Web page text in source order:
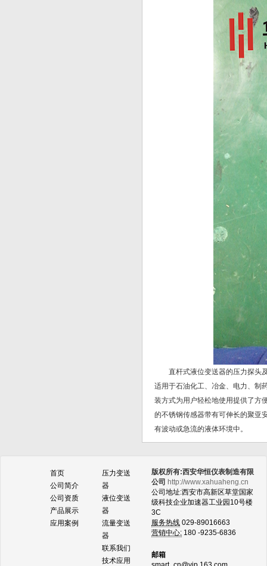
直杆式液位变送器的压力探头及
适用于石油化工、冶金、电力、制
装方式为用户轻松地使用提供了方
的不锈钢传感器带有可伸长的聚亚
有波动或急流的液体环境中。
首页
公司简介
公司资质
产品展示
应用案例
压力变送
器
液位变送
器
流量变送
器
联系我们
技术应用
版权所有:西安华恒仪表制造有限
公司 http://www.xahuaheng.cn
公司地址:西安市高新区草堂国家
级科技企业加速器工业园10号楼
3C
服务热线 029-89016663
营销中心: 180 -9235-6836
邮箱